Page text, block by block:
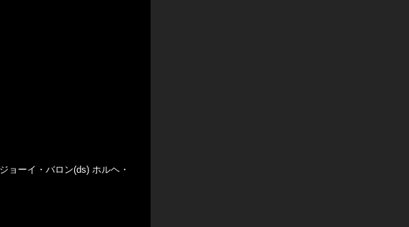
ョーイ・バロン(ds) ホルヘ・